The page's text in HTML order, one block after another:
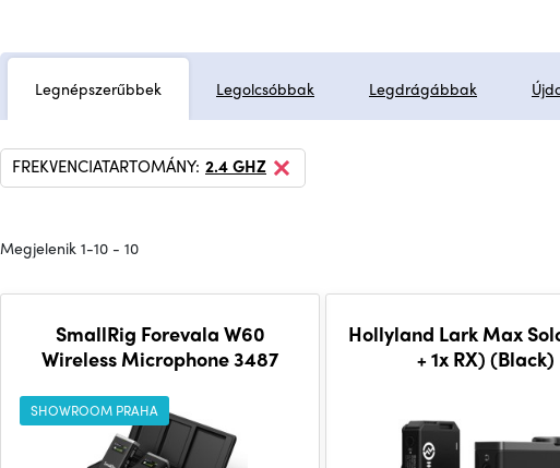
Legnépszerűbbek Legolcsóbbak Legdrágábbak
FREKVENCIATARTOMÁNY: 2.4 GHZ
Megjelenik 1-10 - 10
SmallRig Forevala W60
Wireless Microphone 3487
SHOWROOM PRAHA
Hollyland Lark Max
+ 1x RX) (Black)